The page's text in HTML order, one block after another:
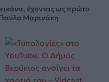
έχοντας ως πρώτο
Μαρινάκη